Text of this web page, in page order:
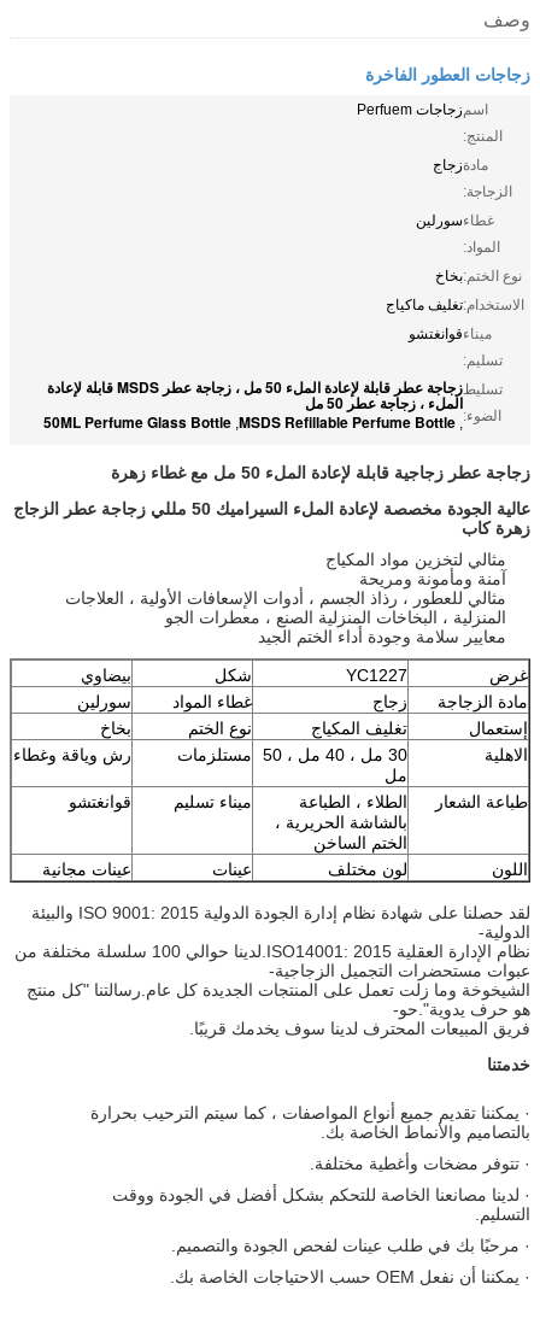
وصف
زجاجات العطور الفاخرة
اسم
المنتج:
زجاجات Perfuem
مادة
الزجاجة:
زجاج
غطاء
المواد:
سورلين
نوع الختم:بخاخ
الاستخدام:تغليف ماكياج
ميناء
تسليم:
قوانغتشو
تسليط
الضوء:
زجاجة عطر قابلة لإعادة الملء 50 مل ، زجاجة عطر MSDS قابلة لإعادة
الملء ، زجاجة عطر 50 مل
,
MSDS Refillable Perfume Bottle
,
50ML Perfume Glass Bottle
زجاجة عطر زجاجية قابلة لإعادة الملء 50 مل مع غطاء زهرة
عالية الجودة مخصصة لإعادة الملء السيراميك 50 مللي زجاجة عطر الزجاج
زهرة كاب
مثالي لتخزين مواد المكياج
آمنة ومأمونة ومريحة
مثالي للعطور ، رذاذ الجسم ، أدوات الإسعافات الأولية ، العلاجات
المنزلية ، البخاخات المنزلية الصنع ، معطرات الجو
معايير سلامة وجودة أداء الختم الجيد
غرض
YC1227 شكل
بيضاوي
مادة الزجاجة
زجاج غطاء المواد
سورلين
إستعمال
تغليف المكياج نوع الختم
بخاخ
الاهلية
30 مل ، 40 مل ، 50
مل
مستلزمات رش وياقة وغطاء
طباعة الشعار
الطلاء ، الطباعة
بالشاشة الحريرية ،
الختم الساخن
ميناء تسليم قوانغتشو
اللون لون مختلف عينات عينات مجانية
لقد حصلنا على شهادة نظام إدارة الجودة الدولية ISO 9001: 2015 والبيئة
الدولية-
نظام الإدارة العقلية ISO14001: 2015.لدينا حوالي 100 سلسلة مختلفة من
عبوات مستحضرات التجميل الزجاجية-
الشيخوخة وما زلت تعمل على المنتجات الجديدة كل عام.رسالتنا "كل منتج
هو حرف يدوية".حو-
فريق المبيعات المحترف لدينا سوف يخدمك قريبًا.
خدمتنا
· يمكننا تقديم جميع أنواع المواصفات ، كما سيتم الترحيب بحرارة
بالتصاميم والأنماط الخاصة بك.
· تتوفر مضخات وأغطية مختلفة.
· لدينا مصانعنا الخاصة للتحكم بشكل أفضل في الجودة ووقت
التسليم.
· مرحبًا بك في طلب عينات لفحص الجودة والتصميم.
· يمكننا أن نفعل OEM حسب الاحتياجات الخاصة بك.